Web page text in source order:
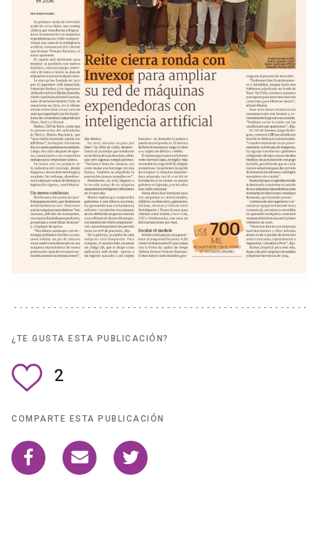
¿TE GUSTA ESTA PUBLICACIÓN?
2
COMPARTE ESTA PUBLICACIÓN